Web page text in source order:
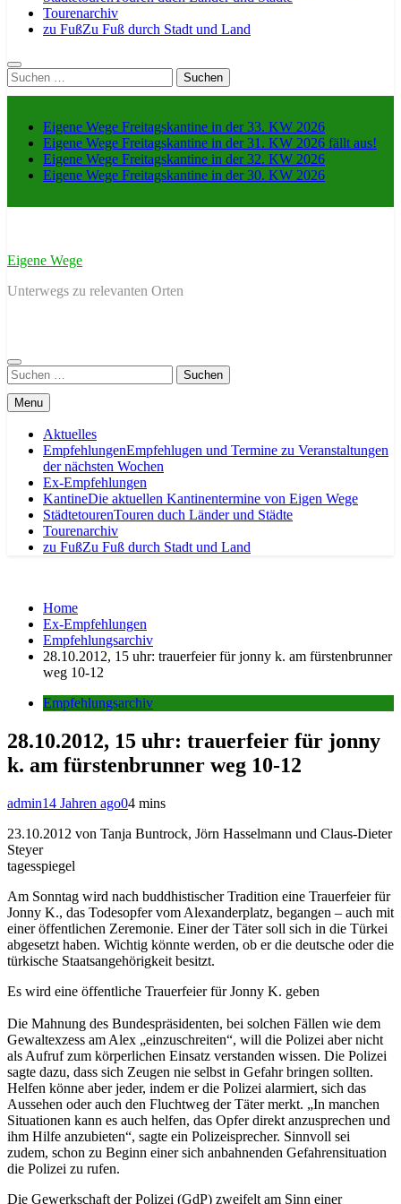
Tourenarchiv
zu FußZu Fuß durch Stadt und Land
Suche
nach:
Eigene Wege Freitagskantine in der 33. KW 2026
Eigene Wege Freitagskantine in der 31. KW 2026 fällt aus!
Eigene Wege Freitagskantine in der 32. KW 2026
Eigene Wege Freitagskantine in der 30. KW 2026
Eigene Wege
Unterwegs zu relevanten Orten
Suche
nach:
Menu
Aktuelles
EmpfehlungenEmpfehlugen und Termine zu Veranstaltungen
der nächsten Wochen
Ex-Empfehlungen
KantineDie aktuellen Kantinentermine von Eigen Wege
StädtetourenTouren duch Länder und Städte
Tourenarchiv
zu FußZu Fuß durch Stadt und Land
Home
Ex-Empfehlungen
Empfehlungsarchiv
28.10.2012, 15 uhr: trauerfeier für jonny k. am fürstenbrunner
weg 10-12
Empfehlungsarchiv
28.10.2012, 15 uhr: trauerfeier für jonny
k. am fürstenbrunner weg 10-12
admin14 Jahren ago04 mins
23.10.2012 von Tanja Buntrock, Jörn Hasselmann und Claus-Dieter
Steyer
tagesspiegel
Am Sonntag wird nach buddhistischer Tradition eine Trauerfeier für
Jonny K., das Todesopfer vom Alexanderplatz, begangen – auch mit
einer öffentlichen Zeremonie. Einer der Täter soll sich in die Türkei
abgesetzt haben. Wichtig könnte werden, ob er die deutsche oder die
türkische Staatsangehörigkeit besitzt.
Es wird eine öffentliche Trauerfeier für Jonny K. geben
Die Mahnung des Bundespräsidenten, bei solchen Fällen wie dem
Gewaltexzess am Alex „einzuschreiten“, will die Polizei aber nicht
als Aufruf zum körperlichen Einsatz verstanden wissen. Die Polizei
sagte dazu, dass sich Zeugen nie selbst in Gefahr bringen sollten.
Helfen könne aber jeder, indem er die Polizei alarmiert, sich das
Aussehen oder auch den Fluchtweg der Täter merkt. „In manchen
Situationen kann es auch helfen, das Opfer direkt anzusprechen und
ihm Hilfe anzubieten“, sagte ein Polizeisprecher. Sinnvoll sei
zudem, schon zu Beginn einer sich anbahnenden Gefahrensituation
die Polizei zu rufen.
Die Gewerkschaft der Polizei (GdP) zweifelt am Sinn einer